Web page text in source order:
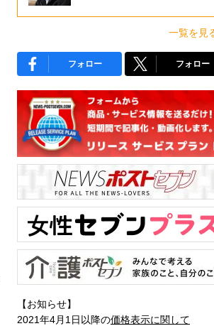
一覧を見
フォロー フォロー
【お知らせ】
2021年4月1日以降の価格表示に関して